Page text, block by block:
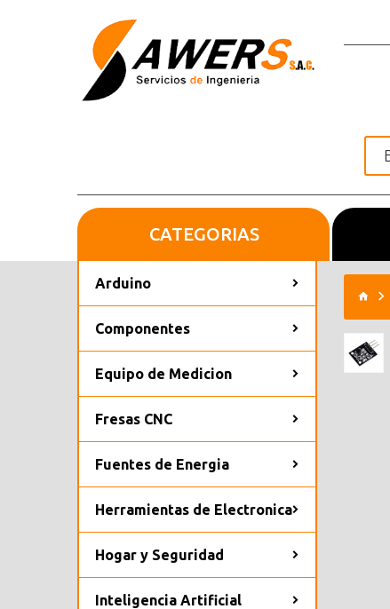
Inicio
CATEGORIAS
Arduino
Componentes
Equipo de Medicion
Fresas CNC
Fuentes de Energia
Herramientas de Electronica
Hogar y Seguridad
Inteligencia Artificial